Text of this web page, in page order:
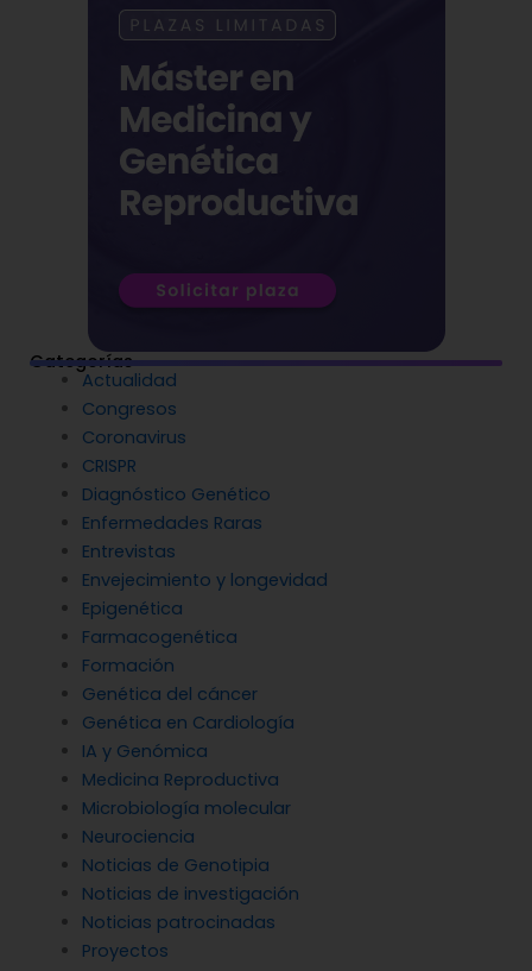
Categorías
Actualidad
Congresos
Coronavirus
CRISPR
Diagnóstico Genético
Enfermedades Raras
Entrevistas
Envejecimiento y longevidad
Epigenética
Farmacogenética
Formación
Genética del cáncer
Genética en Cardiología
IA y Genómica
Medicina Reproductiva
Microbiología molecular
Neurociencia
Noticias de Genotipia
Noticias de investigación
Noticias patrocinadas
Proyectos